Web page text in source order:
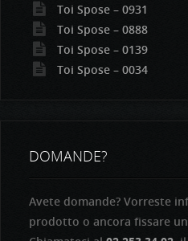
Toi Spose – 0931
Toi Spose – 0888
Toi Spose – 0139
Toi Spose – 0034
DOMANDE?
Avete domande? Vorreste
prodotto o ancora fissare